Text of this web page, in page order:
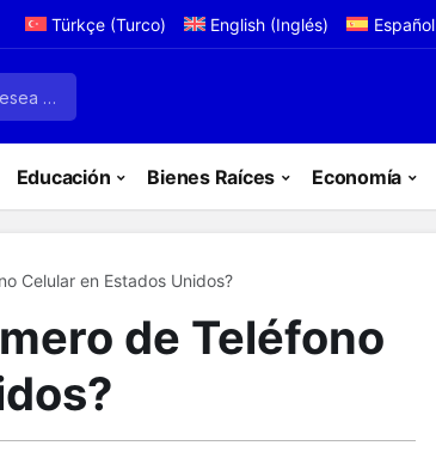
Türkçe (Turco) English (Inglés) Español
Educación Bienes Raíces Economía
Celular en Estados Unidos?
de Teléfono